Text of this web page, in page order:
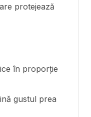
protejează
în proporție
gustul prea